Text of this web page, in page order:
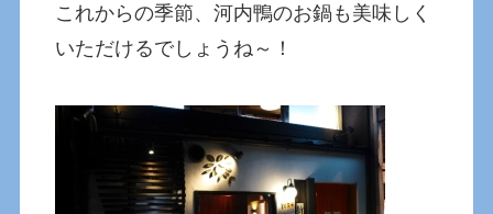
これからの季節、河内鴨のお鍋も美味しく
いただけるでしょうね～！